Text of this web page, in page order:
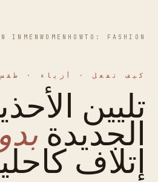
HOWTO: FASHION
WOMEN
MEN
IN
كيف تفعل · أزياء ·
تليين
الجديدة
إتلاف